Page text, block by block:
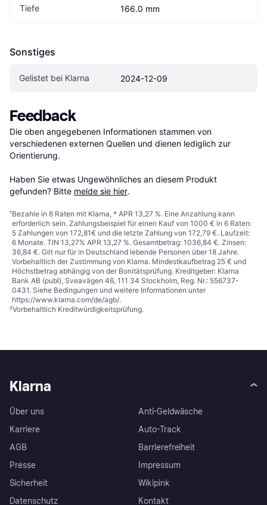
Tiefe 166.0 mm
Sonstiges
Gelistet bei Klarna 2024-12-09
Feedback
Die oben angegebenen Informationen stammen von
verschiedenen externen Quellen und dienen lediglich zur
Orientierung.
Haben Sie etwas Ungewöhnliches an diesem Produkt
gefunden? Bitte melde sie hier.
¹Bezahle in 6 Raten mit Klarna, * APR 13,27 %. Eine Anzahlung kann
erforderlich sein. Zahlungsbeispiel für einen Kauf von 1000 € in 6 Raten:
5 Zahlungen von 172,81€ und die letzte Zahlung von 172,79 €. Laufzeit:
6 Monate. TIN 13,27% APR 13,27 %. Gesamtbetrag: 1036,84 €. Zinsen:
36,84 €. Gilt nur für in Deutschland lebende Personen über 18 Jahre.
Vorbehaltlich der Zustimmung von Klarna. Mindestkaufbetrag 25 € und
Höchstbetrag abhängig von der Bonitätsprüfung. Kreditgeber: Klarna
Bank AB (publ), Sveavägen 46, 111 34 Stockholm, Reg. Nr.: 556737-
0431. Siehe Bedingungen und weitere Informationen unter
https://www.klarna.com/de/agb/.
²Vorbehaltlich Kreditwürdigkeitsprüfung.
Klarna
Über uns
Karriere
AGB
Presse
Sicherheit
Datenschutz
Anti-Geldwäsche
Auto-Track
Barrierefreiheit
Impressum
Wikipink
Kontakt